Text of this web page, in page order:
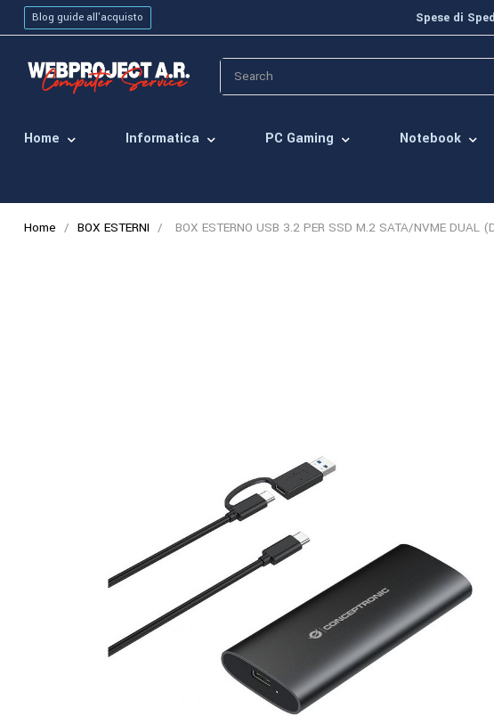
Blog guide all'acquisto Spese di
Home Informatica PC Gaming Notebook
Home BOX ESTERNI BOX ESTERNO USB 3.2 PER SSD M.2 SATA/NVME DUAL